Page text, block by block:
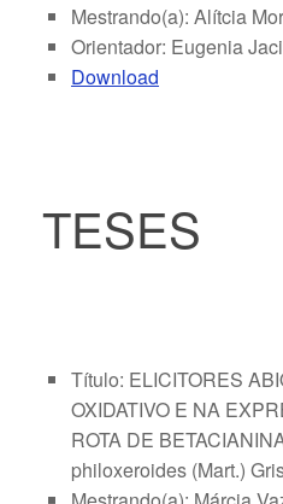
Mestrando(a): Alítcia
Orientador: Eugenia
Download
TESES
Título: ELICITORES
OXIDATIVO E NA
ROTA DE
philoxeroides (Mart.)